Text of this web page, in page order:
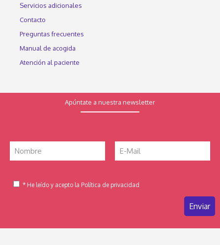
Servicios adicionales
Contacto
Preguntas frecuentes
Manual de acogida
Atención al paciente
Apúntate a nuestra newsletter
* He leído y acepto la Política de privacidad